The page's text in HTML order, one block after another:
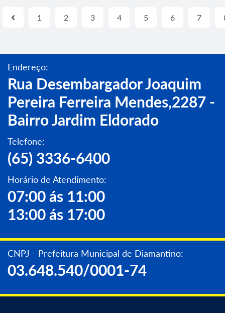
1 2 3 4 5 6 7
Endereço:
Rua Desembargador Joaquim
Pereira Ferreira Mendes,2287 -
Bairro Jardim Eldorado
Telefone:
(65) 3336-6400
Horário de Atendimento:
07:00 ás 11:00
13:00 ás 17:00
CNPJ - Prefeitura Municipal de Diamantino:
03.648.540/0001-74